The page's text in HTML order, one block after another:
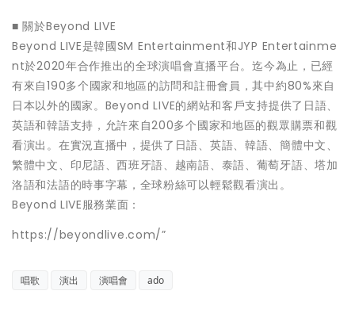
■ 關於Beyond LIVE
Beyond LIVE是韓國SM Entertainment和JYP Entertainme
nt於2020年合作推出的全球演唱會直播平台。迄今為止，已經
有來自190多个國家和地區的訪問和註冊會員，其中約80%來自
日本以外的國家。Beyond LIVE的網站和客戶支持提供了日語、
英語和韓語支持，允許來自200多个國家和地區的觀眾購票和觀
看演出。在實況直播中，提供了日語、英語、韓語、簡體中文、
繁體中文、印尼語、西班牙語、越南語、泰語、葡萄牙語、塔加
洛語和法語的時事字幕，全球粉絲可以輕鬆觀看演出。
Beyond LIVE服務業面：
https://beyondlive.com/”
唱歌 演出 演唱會 ado